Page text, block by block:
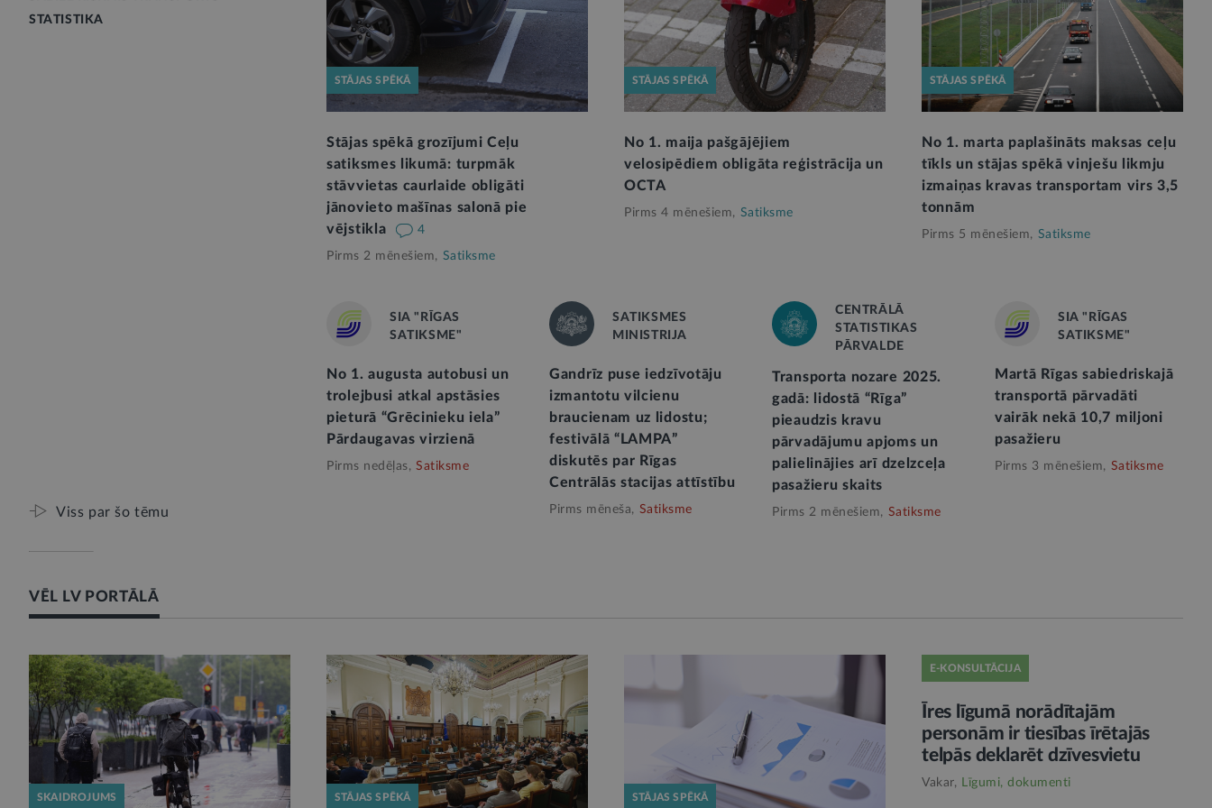
STATISTIKA
STĀJAS SPĒKĀ
Stājas spēkā grozījumi Ceļu
satiksmes likumā: turpmāk
stāvvietas caurlaide obligāti
jānovieto mašīnas salonā pie
vējstikla
4
Pirms 2 mēnešiem, Satiksme
STĀJAS SPĒKĀ
No 1. maija pašgājējiem
velosipēdiem obligāta reģistrācija un
OCTA
Pirms 4 mēnešiem, Satiksme
STĀJAS SPĒKĀ
No 1. marta paplašināts maksas ceļu
tīkls un stājas spēkā vinješu likmju
izmaiņas kravas transportam virs 3,5
tonnām
Pirms 5 mēnešiem, Satiksme
SIA "RĪGAS
SATIKSME"
No 1. augusta autobusi un
trolejbusi atkal apstāsies
pieturā “Grēcinieku iela”
Pārdaugavas virzienā
Pirms nedēļas, Satiksme
SATIKSMES
MINISTRIJA
Gandrīz puse iedzīvotāju
izmantotu vilcienu
braucienam uz lidostu;
festivālā “LAMPA”
diskutēs par Rīgas
Centrālās stacijas attīstību
Pirms mēneša, Satiksme
CENTRĀLĀ
STATISTIKAS
PĀRVALDE
Transporta nozare 2025.
gadā: lidostā “Rīga”
pieaudzis kravu
pārvadājumu apjoms un
palielinājies arī dzelzceļa
pasažieru skaits
Pirms 2 mēnešiem, Satiksme
SIA "RĪGAS
SATIKSME"
Martā Rīgas sabiedriskajā
transportā pārvadāti
vairāk nekā 10,7 miljoni
pasažieru
Pirms 3 mēnešiem, Satiksme
Viss par šo tēmu
VĒL LV PORTĀLĀ
SKAIDROJUMS STĀJAS SPĒKĀ STĀJAS SPĒKĀ
E-KONSULTĀCIJA
Īres līgumā norādītajām
personām ir tiesības īrētajās
telpās deklarēt dzīvesvietu
Vakar, Līgumi, dokumenti